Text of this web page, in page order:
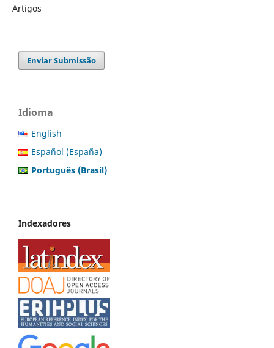
Artigos
Enviar Submissão
Idioma
English
Español (España)
Português (Brasil)
Indexadores